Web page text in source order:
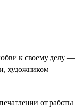
к своему делу —
художником
от работы